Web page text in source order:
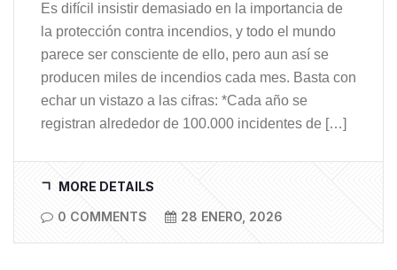
Es difícil insistir demasiado en la importancia de
la protección contra incendios, y todo el mundo
parece ser consciente de ello, pero aun así se
producen miles de incendios cada mes. Basta con
echar un vistazo a las cifras: *Cada año se
registran alrededor de 100.000 incidentes de […]
MORE DETAILS
0 COMMENTS
28 ENERO, 2026